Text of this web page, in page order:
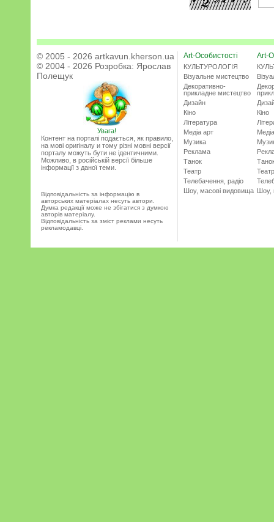
© 2005 - 2026 artkavun.kherson.ua
© 2004 - 2026 Розробка: Ярослав
Полещук
Увага!
Контент на порталі подається, як правило,
на мові оригіналу и тому різні мовні версії
порталу можуть бути не ідентичними.
Можливо, в російській версії більше
інформації з даної теми.
Відповідальність за інформацію в
авторських матеріалах несуть автори.
Думка редакції може не збігатися з думкою
авторів матеріалу.
Відповідальність за зміст реклами несуть
рекламодавці.
Art-Особистості
КУЛЬТУРОЛОГІЯ
Візуальне мистецтво
Декоративно-
прикладне мистецтво
Дизайн
Кіно
Література
Медіа арт
Музика
Реклама
Танок
Театр
Телебачення, радіо
Шоу, масові видовища
Art-
Кіно
Театр
Шоу,